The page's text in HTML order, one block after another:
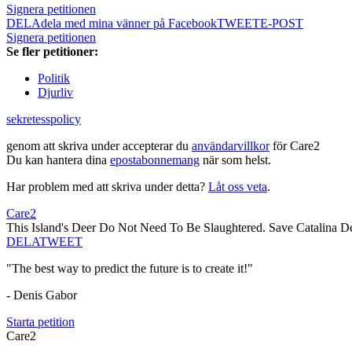
Signera petitionen
DELAdela med mina vänner på FacebookTWEETE-POST
Signera petitionen
Se fler petitioner:
Politik
Djurliv
sekretesspolicy
genom att skriva under accepterar du användarvillkorför Care2
Du kan hantera dina epostabonnemang när som helst.
Har problem med att skriva under detta? Låt oss veta.
Care2
This Island's Deer Do Not Need To Be Slaughtered. Save Catalina
DELATWEET
"The best way to predict the future is to create it!"
- Denis Gabor
Starta petition
Care2